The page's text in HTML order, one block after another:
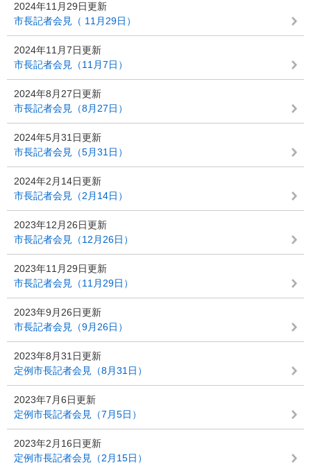
2024年11月29日更新
市長記者会見（ 11月29日）
2024年11月7日更新
市長記者会見（11月7日）
2024年8月27日更新
市長記者会見（8月27日）
2024年5月31日更新
市長記者会見（5月31日）
2024年2月14日更新
市長記者会見（2月14日）
2023年12月26日更新
市長記者会見（12月26日）
2023年11月29日更新
市長記者会見（11月29日）
2023年9月26日更新
市長記者会見（9月26日）
2023年8月31日更新
定例市長記者会見（8月31日）
2023年7月6日更新
定例市長記者会見（7月5日）
2023年2月16日更新
定例市長記者会見（2月15日）